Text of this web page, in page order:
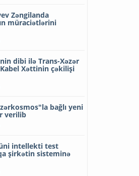
Zəngilanda
müraciətlərini
dibi ilə Trans-Xəzər
Xəttinin çəkilişi
bağlı yeni
verilib
intellekti test
şirkətin sisteminə